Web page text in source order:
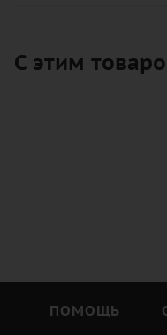
С этим
ПОМОЩЬ